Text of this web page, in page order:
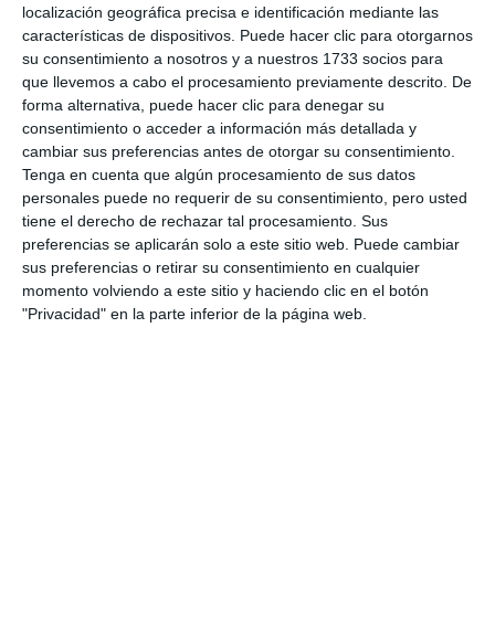
localización geográfica precisa e identificación mediante las
características de dispositivos. Puede hacer clic para otorgarnos
su consentimiento a nosotros y a nuestros 1733 socios para
que llevemos a cabo el procesamiento previamente descrito. De
forma alternativa, puede hacer clic para denegar su
consentimiento o acceder a información más detallada y
cambiar sus preferencias antes de otorgar su consentimiento.
Tenga en cuenta que algún procesamiento de sus datos
personales puede no requerir de su consentimiento, pero usted
tiene el derecho de rechazar tal procesamiento. Sus
preferencias se aplicarán solo a este sitio web. Puede cambiar
sus preferencias o retirar su consentimiento en cualquier
momento volviendo a este sitio y haciendo clic en el botón
"Privacidad" en la parte inferior de la página web.